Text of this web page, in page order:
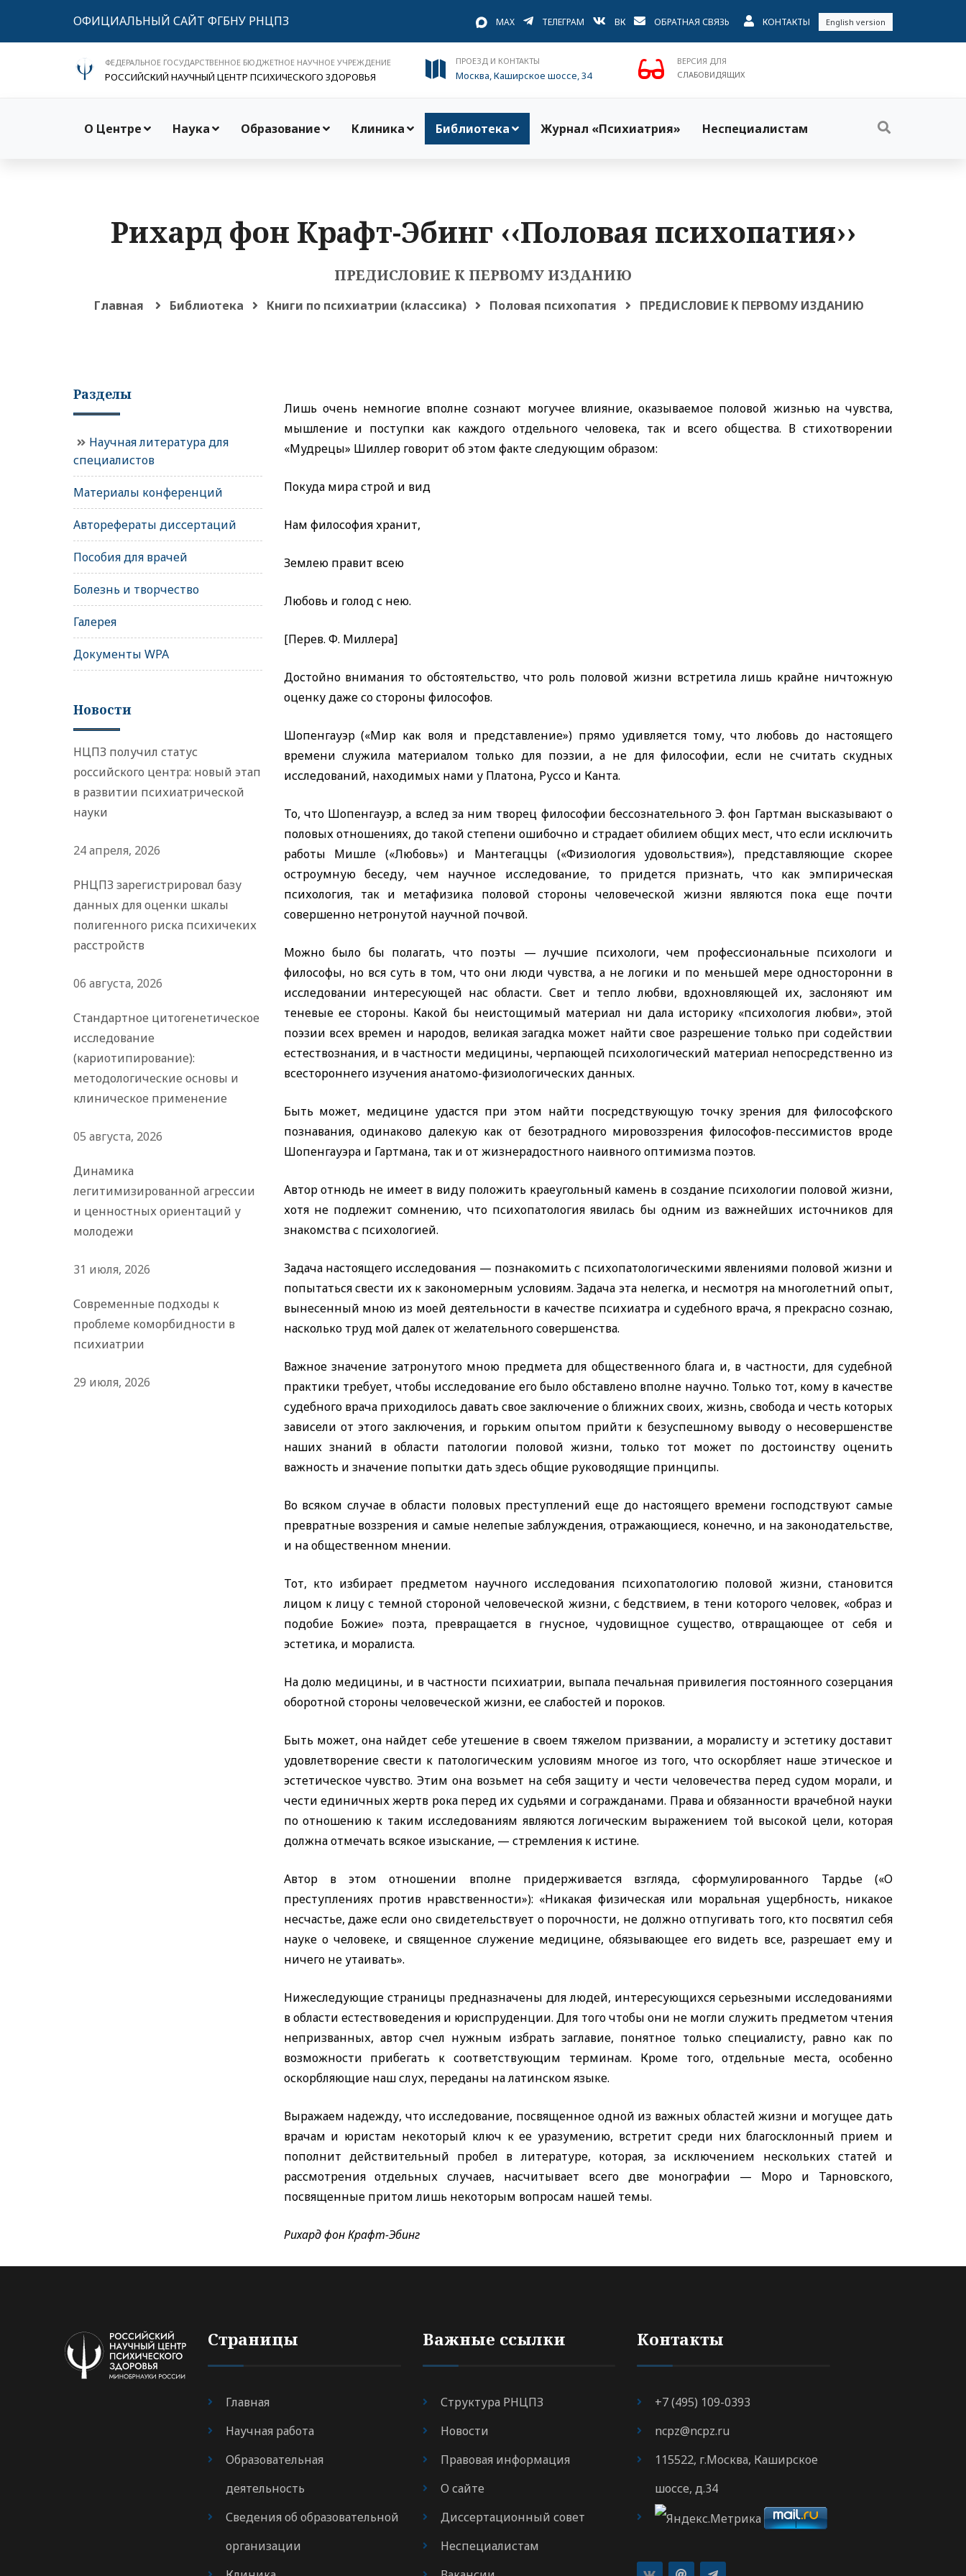
ОФИЦИАЛЬНЫЙ САЙТ ФГБНУ РНЦПЗ MAX ТЕЛЕГРАМ ВК ОБРАТНАЯ СВЯЗЬ КОНТАКТЫ English version
ФЕДЕРАЛЬНОЕ ГОСУДАРСТВЕННОЕ БЮДЖЕТНОЕ НАУЧНОЕ УЧРЕЖДЕНИЕ
РОССИЙСКИЙ НАУЧНЫЙ ЦЕНТР ПСИХИЧЕСКОГО ЗДОРОВЬЯ
ПРОЕЗД И КОНТАКТЫ
Москва, Каширское шоссе, 34
ВЕРСИЯ ДЛЯ
СЛАБОВИДЯЩИХ
О Центре Наука Образование Клиника Библиотека Журнал «Психиатрия» Неспециалистам
Рихард фон Крафт-Эбинг ‹‹Половая психопатия››
ПРЕДИСЛОВИЕ К ПЕРВОМУ ИЗДАНИЮ
Главная Библиотека Книги по психиатрии (классика) Половая психопатия ПРЕДИСЛОВИЕ К ПЕРВОМУ ИЗДАНИЮ
Лишь очень немногие вполне сознают могучее влияние, оказываемое половой жизнью на чувства,
мышление и поступки как каждого отдельного человека, так и всего общества. В стихотворении
«Мудрецы» Шиллер говорит об этом факте следующим образом:
Покуда мира строй и вид
Нам философия хранит,
Землею правит всею
Любовь и голод с нею.
[Перев. Ф. Миллера]
Достойно внимания то обстоятельство, что роль половой жизни встретила лишь крайне ничтожную
оценку даже со стороны философов.
Шопенгауэр («Мир как воля и представление») прямо удивляется тому, что любовь до настоящего
времени служила материалом только для поэзии, а не для философии, если не считать скудных
исследований, находимых нами у Платона, Руссо и Канта.
То, что Шопенгауэр, а вслед за ним творец философии бессознательного Э. фон Гартман высказывают о
половых отношениях, до такой степени ошибочно и страдает обилием общих мест, что если исключить
работы Мишле («Любовь») и Мантегаццы («Физиология удовольствия»), представляющие скорее
остроумную беседу, чем научное исследование, то придется признать, что как эмпирическая
психология, так и метафизика половой стороны человеческой жизни являются пока еще почти
совершенно нетронутой научной почвой.
Можно было бы полагать, что поэты — лучшие психологи, чем профессиональные психологи и
философы, но вся суть в том, что они люди чувства, а не логики и по меньшей мере односторонни в
исследовании интересующей нас области. Свет и тепло любви, вдохновляющей их, заслоняют им
теневые ее стороны. Какой бы неистощимый материал ни дала историку «психология любви», этой
поэзии всех времен и народов, великая загадка может найти свое разрешение только при содействии
естествознания, и в частности медицины, черпающей психологический материал непосредственно из
всестороннего изучения анатомо-физиологических данных.
Быть может, медицине удастся при этом найти посредствующую точку зрения для философского
познавания, одинаково далекую как от безотрадного мировоззрения философов-пессимистов вроде
Шопенгауэра и Гартмана, так и от жизнерадостного наивного оптимизма поэтов.
Автор отнюдь не имеет в виду положить краеугольный камень в создание психологии половой жизни,
хотя не подлежит сомнению, что психопатология явилась бы одним из важнейших источников для
знакомства с психологией.
Задача настоящего исследования — познакомить с психопатологическими явлениями половой жизни и
попытаться свести их к закономерным условиям. Задача эта нелегка, и несмотря на многолетний опыт,
вынесенный мною из моей деятельности в качестве психиатра и судебного врача, я прекрасно сознаю,
насколько труд мой далек от желательного совершенства.
Важное значение затронутого мною предмета для общественного блага и, в частности, для судебной
практики требует, чтобы исследование его было обставлено вполне научно. Только тот, кому в качестве
судебного врача приходилось давать свое заключение о ближних своих, жизнь, свобода и честь которых
зависели от этого заключения, и горьким опытом прийти к безуспешному выводу о несовершенстве
наших знаний в области патологии половой жизни, только тот может по достоинству оценить
важность и значение попытки дать здесь общие руководящие принципы.
Во всяком случае в области половых преступлений еще до настоящего времени господствуют самые
превратные воззрения и самые нелепые заблуждения, отражающиеся, конечно, и на законодательстве,
и на общественном мнении.
Тот, кто избирает предметом научного исследования психопатологию половой жизни, становится
лицом к лицу с темной стороной человеческой жизни, с бедствием, в тени которого человек, «образ и
подобие Божие» поэта, превращается в гнусное, чудовищное существо, отвращающее от себя и
эстетика, и моралиста.
На долю медицины, и в частности психиатрии, выпала печальная привилегия постоянного созерцания
оборотной стороны человеческой жизни, ее слабостей и пороков.
Быть может, она найдет себе утешение в своем тяжелом призвании, а моралисту и эстетику доставит
удовлетворение свести к патологическим условиям многое из того, что оскорбляет наше этическое и
эстетическое чувство. Этим она возьмет на себя защиту и чести человечества перед судом морали, и
чести единичных жертв рока перед их судьями и согражданами. Права и обязанности врачебной науки
по отношению к таким исследованиям являются логическим выражением той высокой цели, которая
должна отмечать всякое изыскание, — стремления к истине.
Автор в этом отношении вполне придерживается взгляда, сформулированного Тардье («О
преступлениях против нравственности»): «Никакая физическая или моральная ущербность, никакое
несчастье, даже если оно свидетельствует о порочности, не должно отпугивать того, кто посвятил себя
науке о человеке, и священное служение медицине, обязывающее его видеть все, разрешает ему и
ничего не утаивать».
Нижеследующие страницы предназначены для людей, интересующихся серьезными исследованиями
в области естествоведения и юриспруденции. Для того чтобы они не могли служить предметом чтения
непризванных, автор счел нужным избрать заглавие, понятное только специалисту, равно как по
возможности прибегать к соответствующим терминам. Кроме того, отдельные места, особенно
оскорбляющие наш слух, переданы на латинском языке.
Выражаем надежду, что исследование, посвященное одной из важных областей жизни и могущее дать
врачам и юристам некоторый ключ к ее уразумению, встретит среди них благосклонный прием и
пополнит действительный пробел в литературе, которая, за исключением нескольких статей и
рассмотрения отдельных случаев, насчитывает всего две монографии — Моро и Тарновского,
посвященные притом лишь некоторым вопросам нашей темы.
Рихард фон Крафт-Эбинг
Разделы
Научная литература для
специалистов
Материалы конференций
Авторефераты диссертаций
Пособия для врачей
Болезнь и творчество
Галерея
Документы WPA
Новости
НЦПЗ получил статус
российского центра: новый этап
в развитии психиатрической
науки
24 апреля, 2026
РНЦПЗ зарегистрировал базу
данных для оценки шкалы
полигенного риска психичеких
расстройств
06 августа, 2026
Стандартное цитогенетическое
исследование
(кариотипирование):
методологические основы и
клиническое применение
05 августа, 2026
Динамика
легитимизированной агрессии
и ценностных ориентаций у
молодежи
31 июля, 2026
Современные подходы к
проблеме коморбидности в
психиатрии
29 июля, 2026
Страницы
Главная
Научная работа
Образовательная
деятельность
Сведения об образовательной
организации
Важные ссылки
Структура РНЦПЗ
Новости
Правовая информация
О сайте
Диссертационный совет
Неспециалистам
Контакты
+7 (495) 109-0393
ncpz@ncpz.ru
115522, г.Москва, Каширское
шоссе, д.34